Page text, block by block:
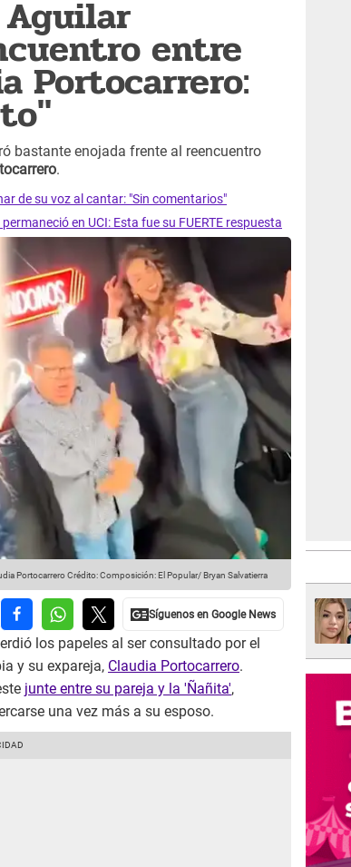
entre
Portocarrero:
bastante enojada frente al reencuentro
.
de su voz al cantar: "Sin comentarios"
en UCI: Esta fue su FUERTE respuesta
PortocarreroCrédito: Composición: El Popular/ Bryan Salvatierra
los papeles al ser consultado por el
y su expareja, Claudia Portocarrero.
junte entre su pareja y la 'Ñañita',
una vez más a su esposo.